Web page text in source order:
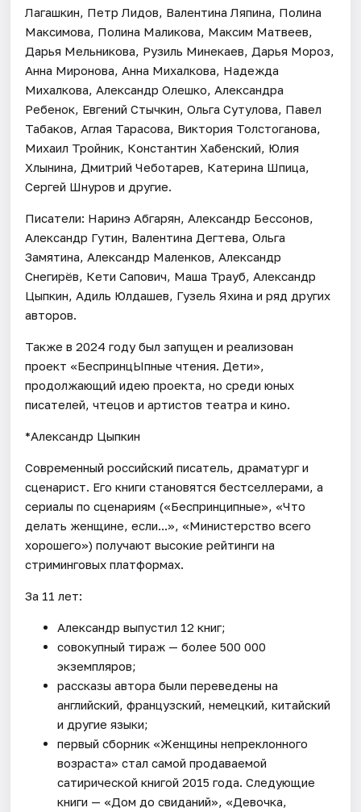
Лагашкин, Петр Лидов, Валентина Ляпина, Полина
Максимова, Полина Маликова, Максим Матвеев,
Дарья Мельникова, Рузиль Минекаев, Дарья Мороз,
Анна Миронова, Анна Михалкова, Надежда
Михалкова, Александр Олешко, Александра
Ребенок, Евгений Стычкин, Ольга Сутулова, Павел
Табаков, Аглая Тарасова, Виктория Толстоганова,
Михаил Тройник, Константин Хабенский, Юлия
Хлынина, Дмитрий Чеботарев, Катерина Шпица,
Сергей Шнуров и другие.
Писатели: Наринэ Абгарян, Александр Бессонов,
Александр Гутин, Валентина Дегтева, Ольга
Замятина, Александр Маленков, Александр
Снегирёв, Кети Сапович, Маша Трауб, Александр
Цыпкин, Адиль Юлдашев, Гузель Яхина и ряд других
авторов.
Также в 2024 году был запущен и реализован
проект «БеспринцЫпные чтения. Дети»,
продолжающий идею проекта, но среди юных
писателей, чтецов и артистов театра и кино.
*Александр Цыпкин
Современный российский писатель, драматург и
сценарист. Его книги становятся бестселлерами, а
сериалы по сценариям («Беспринципные», «Что
делать женщине, если...», «Министерство всего
хорошего») получают высокие рейтинги на
стриминговых платформах.
За 11 лет:
Александр выпустил 12 книг;
совокупный тираж — более 500 000
экземпляров;
рассказы автора были переведены на
английский, французский, немецкий, китайский
и другие языки;
первый сборник «Женщины непреклонного
возраста» стал самой продаваемой
сатирической книгой 2015 года. Следующие
книги — «Дом до свиданий», «Девочка,